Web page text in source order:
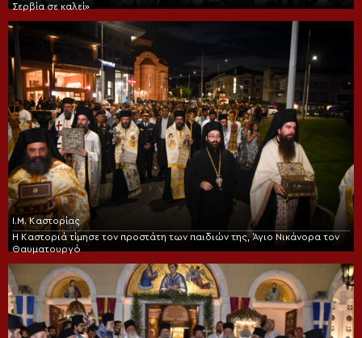
Σερβία σε καλεί»
Ι.Μ. Καστορίας
Η Καστοριά τίμησε τον προστάτη των παιδιών της, Άγιο Νικάνορα τον
Θαυματουργό